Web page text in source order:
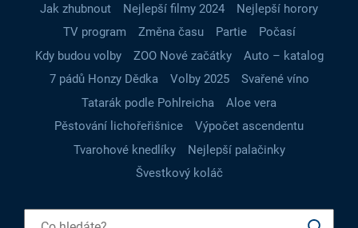
Jak zhubnout Nejlepší filmy 2024
Nejlepší horory
TV program
Změna času Partie
Počasí
Kdy budou volby
ZOO Nové začátky
Auto – katalog
7 pádů Honzy Dědka
Volby 2025
Svařené víno
Tatarák podle Pohlreicha
Aloe vera
Pěstování lichořeřišnice
Výpočet ascendentu
Tvarohové knedlíky
Nejlepší palačinky
Švestkový koláč